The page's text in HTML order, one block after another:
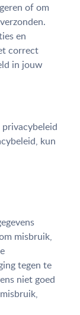
of om
en
correct
in jouw
kun
misbruik,
tegen te
niet goed